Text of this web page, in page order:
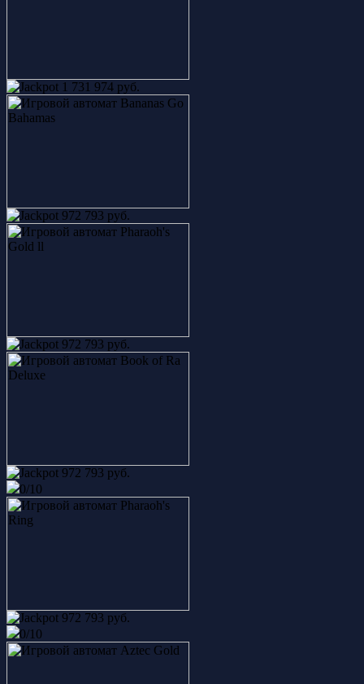
1 731 974 руб.
972 793 руб.
972 793 руб.
972 793 руб.
0/10
972 793 руб.
0/10
osobist
King of Cards
12 600 руб.
Book of Ra
user_1190264